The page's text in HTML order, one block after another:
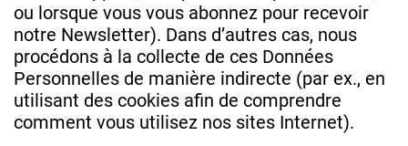
ou lorsque vous vous abonnez pour recevoir
notre Newsletter). Dans d’autres cas, nous
procédons à la collecte de ces Données
Personnelles de manière indirecte (par ex., en
utilisant des cookies afin de comprendre
comment vous utilisez nos sites Internet).